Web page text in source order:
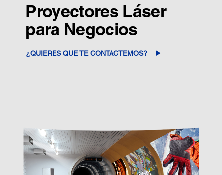
Proyectores Láser
para Negocios
¿QUIERES QUE TE CONTACTEMOS?